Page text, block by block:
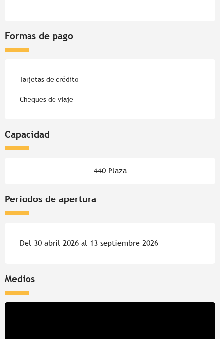
Formas de pago
Tarjetas de crédito
Cheques de viaje
Capacidad
440 Plaza
Periodos de apertura
Del 30 abril 2026 al 13 septiembre 2026
Medios